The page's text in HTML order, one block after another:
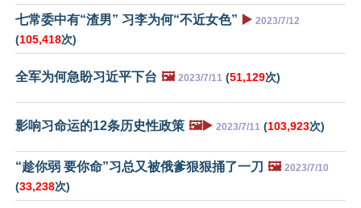
七常委中有“渣男” 习李为何“不近女色” ▶️ 2023/7/12
(105,418次)
全军为何急盼习近平下台 🖼️ 2023/7/11 (51,129次)
影响习命运的12条历史性政策 🖼️▶️ 2023/7/11 (103,923次)
“趁你弱 要你命”习总又被俄爹狠狠捅了一刀 🖼️ 2023/7/10
(33,238次)